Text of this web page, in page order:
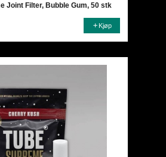
Joint Filter, Bubble Gum, 50 stk
Kjøp